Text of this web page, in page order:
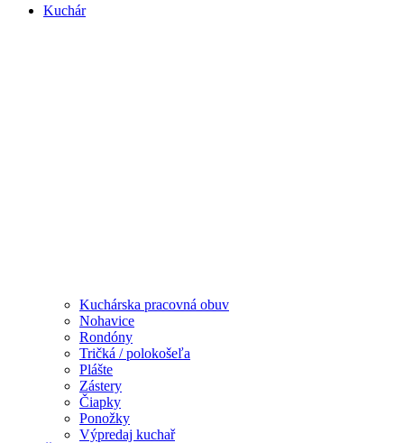
Kuchár
Kuchárska pracovná obuv
Nohavice
Rondóny
Tričká / polokošeľa
Plášte
Zástery
Čiapky
Ponožky
Výpredaj kuchař